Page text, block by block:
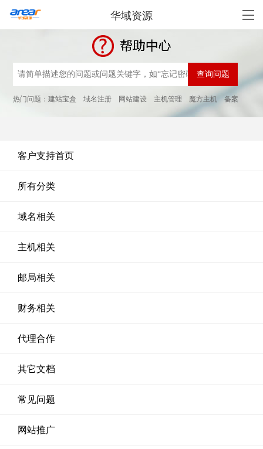
华域资源
热门问题：建站宝盒 域名注册 网站建设 主机管理 魔方主机 备案
客户支持首页
所有分类
域名相关
主机相关
邮局相关
财务相关
代理合作
其它文档
常见问题
网站推广